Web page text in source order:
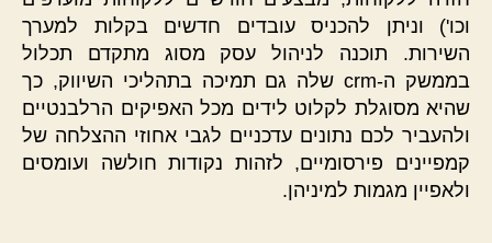
וכו') וניתן להכניס עובדים חדשים בקלות למערך
השירות. תוכנה לניהול עסק מסוג מתקדם תכלול
בממשק ה-crm שלה גם תמיכה בתהליכי השיווק, כך
שהיא מסוגלת לקלוט לידים מכל האפיקים הרלבנטיים
ולהעביר לכם נתונים עדכניים לגבי אחוזי ההצלחה של
קמפיינים פירסומיים, לזהות נקודות חולשה ועומסים
ולאפיין מגמות למיניהן.